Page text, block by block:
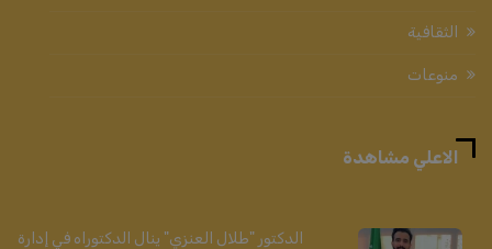
الثقافية
منوعات
الاعلي مشاهدة
الدكتور "طلال العنزي" ينال الدكتوراه في إدارة